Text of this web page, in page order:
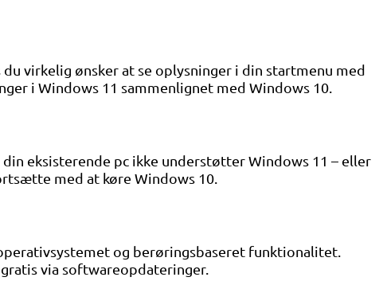
virkelig ønsker at se oplysninger i din startmenu med
i Windows 11 sammenlignet med Windows 10.
eksisterende pc ikke understøtter Windows 11 – eller
med at køre Windows 10.
og berøringsbaseret funktionalitet.
via softwareopdateringer.